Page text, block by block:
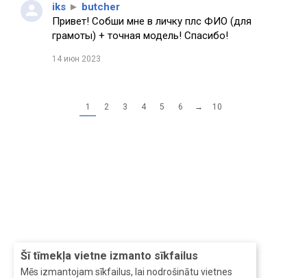
Šī tīmekļa vietne izmanto sīkfailus
Mēs izmantojam sīkfailus, lai nodrošinātu vietnes
iks ► butcher
Привет! Собши мне в личку плс ФИО (для
грамоты) + точная модель! Спасибо!
14 июн 2023
1 2 3 4 5 6 → 10